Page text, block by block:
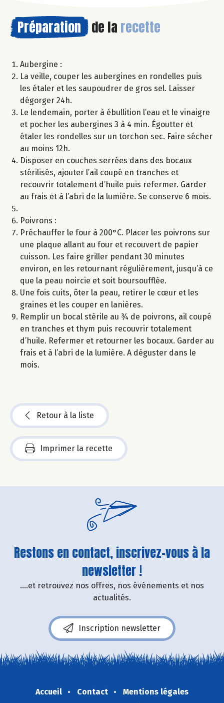
Préparation de la recette
Aubergine :
La veille, couper les aubergines en rondelles puis
les étaler et les saupoudrer de gros sel. Laisser
dégorger 24h.
Le lendemain, porter à ébullition l’eau et le vinaigre
et pocher les aubergines 3 à 4 min. Égoutter et
étaler les rondelles sur un torchon sec. Faire sécher
au moins 12h.
Disposer en couches serrées dans des bocaux
stérilisés, ajouter l’ail coupé en tranches et
recouvrir totalement d’huile puis refermer. Garder
au frais et à l’abri de la lumière. Se conserve 6 mois.
Poivrons :
Préchauffer le four à 200°C. Placer les poivrons sur
une plaque allant au four et recouvert de papier
cuisson. Les faire griller pendant 30 minutes
environ, en les retournant régulièrement, jusqu’à ce
que la peau noircie et soit boursoufflée.
Une fois cuits, ôter la peau, retirer le cœur et les
graines et les couper en lanières.
Remplir un bocal stérile au ¾ de poivrons, ail coupé
en tranches et thym puis recouvrir totalement
d’huile. Refermer et retourner les bocaux. Garder au
frais et à l’abri de la lumière. A déguster dans le
mois.
Retour à la liste
Imprimer la recette
Restons en contact, inscrivez-vous à la
newsletter !
....et retrouvez nos offres, nos événements et nos
actualités.
Inscription newsletter
Accueil Contact
Mentions légales